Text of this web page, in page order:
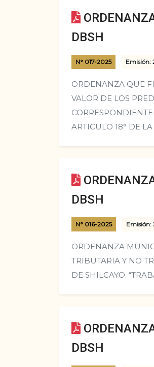
DBSH
N° 017-2025 Emisión:
ORDENANZA QUE
VALOR DE LOS
ARTICULO 18° DE
DBSH
N° 016-2025 Emisión:
ORDENANZA
TRIBUTARIA Y NO
DE SHILCAYO.
DBSH